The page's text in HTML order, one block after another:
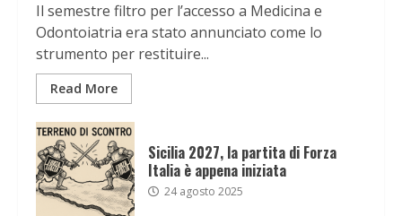
Il semestre filtro per l’accesso a Medicina e
Odontoiatria era stato annunciato come lo
strumento per restituire...
Read More
Sicilia 2027, la partita di Forza
Italia è appena iniziata
24 agosto 2025